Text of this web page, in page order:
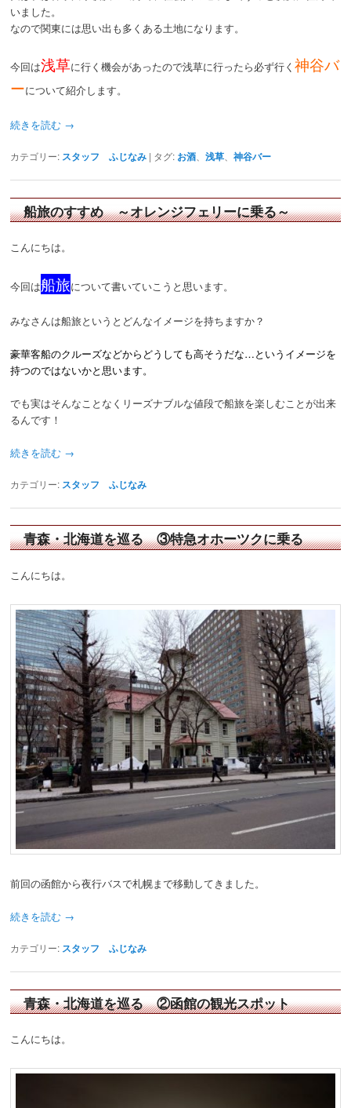
いました。
なので関東には思い出も多くある土地になります。
今回は浅草に行く機会があったので浅草に行ったら必ず行く神谷バ
ーについて紹介します。
続きを読む →
カテゴリー: スタッフ ふじなみ | タグ: お酒 、浅草 、神谷バー
船旅のすすめ ～オレンジフェリーに乗る～
こんにちは。
今回は船旅について書いていこうと思います。
みなさんは船旅というとどんなイメージを持ちますか？
豪華客船のクルーズなどからどうしても高そうだな…というイメージを
持つのではないかと思います。
でも実はそんなことなくリーズナブルな値段で船旅を楽しむことが出来
るんです！
続きを読む →
カテゴリー: スタッフ ふじなみ
青森・北海道を巡る ③特急オホーツクに乗る
こんにちは。
前回の函館から夜行バスで札幌まで移動してきました。
続きを読む →
カテゴリー: スタッフ ふじなみ
青森・北海道を巡る ②函館の観光スポット
こんにちは。